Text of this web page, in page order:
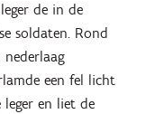
de in de
soldaten. Rond
een fel licht
en liet de